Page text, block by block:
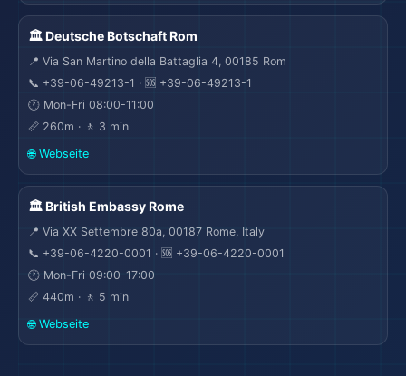
🌆
🏛️ Deutsche Botschaft Rom
📍 Via San Martino della Battaglia 4, 00185 Rom
📞 +39-06-49213-1 · 🆘 +39-06-49213-1
🕐 Mon-Fri 08:00-11:00
📏 260m · 🚶 3 min
🌐 Webseite
🏛️ British Embassy Rome
📍 Via XX Settembre 80a, 00187 Rome, Italy
📞 +39-06-4220-0001 · 🆘 +39-06-4220-0001
🕐 Mon-Fri 09:00-17:00
📏 440m · 🚶 5 min
🌐 Webseite